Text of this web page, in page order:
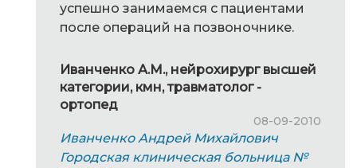
успешно занимаемся с пациентами
после операций на позвоночнике.
Иванченко А.М., нейрохирург высшей
категории, кмн, травматолог -
ортопед
08-09-2010
Иванченко Андрей Михайлович
Городская клиническая больница №